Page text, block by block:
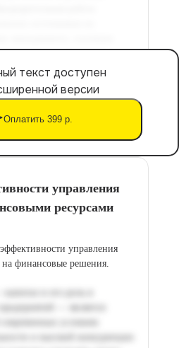
текст доступен
версии
Оплатить 399 р.
управления
ресурсами
управления
финансовые решения.